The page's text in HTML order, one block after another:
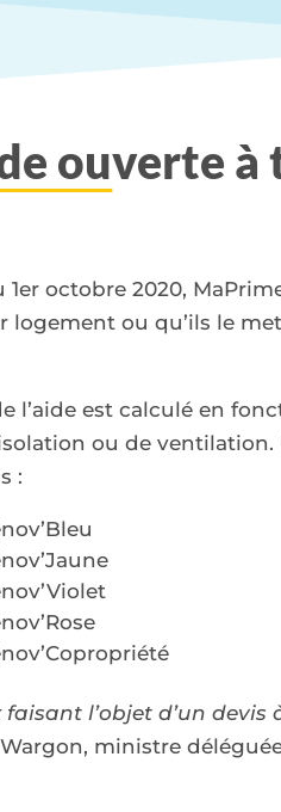
ouverte à
octobre 2020,
logement ou qu’ils le
l’aide est calculé en
ou de
:
faisant l’objet d’un
ministre